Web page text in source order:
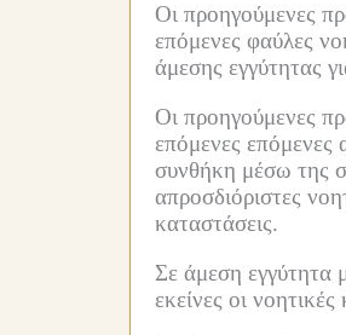
Οι προηγούμενες
επόμενες φαύλες
άμεσης εγγύτητας
Οι προηγούμενες
επόμενες επόμενες
συνθήκη μέσω της
απροσδιόριστες
καταστάσεις.
Σε άμεση εγγύτητα
εκείνες οι